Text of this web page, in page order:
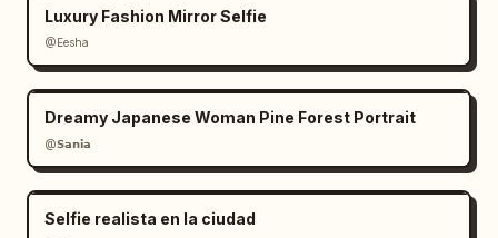
Luxury Fashion Mirror Selfie
@Eesha
Dreamy Japanese Woman Pine Forest Portrait
@𝗦𝗮𝗻𝗶𝗮
Selfie realista en la ciudad